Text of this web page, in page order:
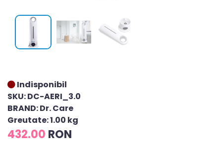
Indisponibil
SKU: DC-AERI_3.0
BRAND: Dr. Care
Greutate: 1.00 kg
432.00 RON